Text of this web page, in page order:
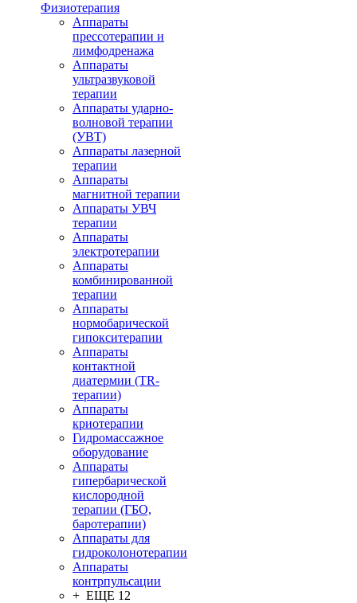
Физиотерапия
Аппараты
прессотерапии и
лимфодренажа
Аппараты
ультразвуковой
терапии
Аппараты ударно-
волновой терапии
(УВТ)
Аппараты лазерной
терапии
Аппараты
магнитной терапии
Аппараты УВЧ
терапии
Аппараты
электротерапии
Аппараты
комбинированной
терапии
Аппараты
нормобарической
гипокситерапии
Аппараты
контактной
диатермии (TR-
терапии)
Аппараты
криотерапии
Гидромассажное
оборудование
Аппараты
гипербарической
кислородной
терапии (ГБО,
баротерапии)
Аппараты для
гидроколонотерапии
Аппараты
контрпульсации
+ ЕЩЕ 12